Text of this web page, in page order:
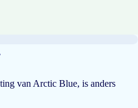
van Arctic Blue, is anders